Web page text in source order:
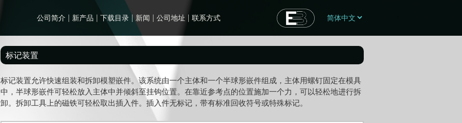
公司简介 新产品 下载目录 新闻 公司地址 联系方式
标记装置
标记装置允许快速组装和拆卸模塑嵌件。该系统由一个主体和一个半球形嵌件组成，主体用螺钉固定在模具
中，半球形嵌件可轻松放入主体中并倾斜至挂钩位置。在靠近参考点的位置施加一个力，可以轻松地进行拆
卸。拆卸工具上的磁铁可轻松取出插入件。插入件无标记，带有标准回收符号或特殊标记。